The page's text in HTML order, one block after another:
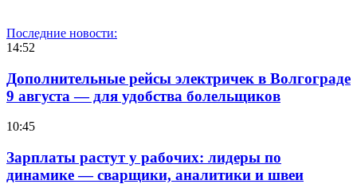
Последние новости:
14:52
Дополнительные рейсы электричек в Волгограде
9 августа — для удобства болельщиков
10:45
Зарплаты растут у рабочих: лидеры по
динамике — сварщики, аналитики и швеи